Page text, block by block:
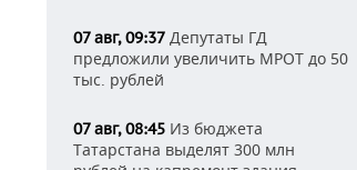
07 авг, 09:37 Депутаты ГД
предложили увеличить МРОТ до 50
тыс. рублей
07 авг, 08:45 Из бюджета
Татарстана выделят 300 млн